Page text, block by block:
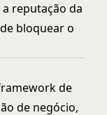
reputação da
bloquear o
de
de negócio,